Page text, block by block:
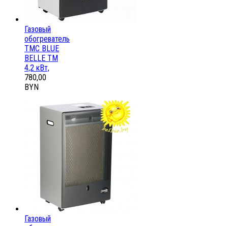
Газовый
обогреватель
ТМС BLUE
BELLE ТМ
4,2 кВт,
780,00
BYN
Газовый